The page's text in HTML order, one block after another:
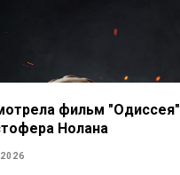
фильм "Одиссея"
Нолана